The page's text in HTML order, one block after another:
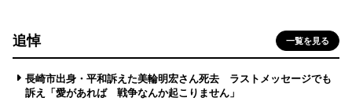
追悼 一覧を見る
長崎市出身・平和訴えた美輪明宏さん死去 ラストメッセージでも
訴え「愛があれば 戦争なんか起こりません」